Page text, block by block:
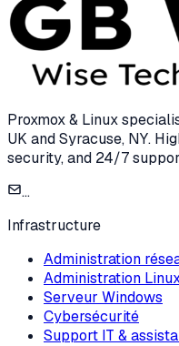
Proxmox & Linux
UK and Syracuse, NY.
security, and 24/7
...
Infrastructure
Administration
Administration
Serveur Windows
Cybersécurité
Support IT &